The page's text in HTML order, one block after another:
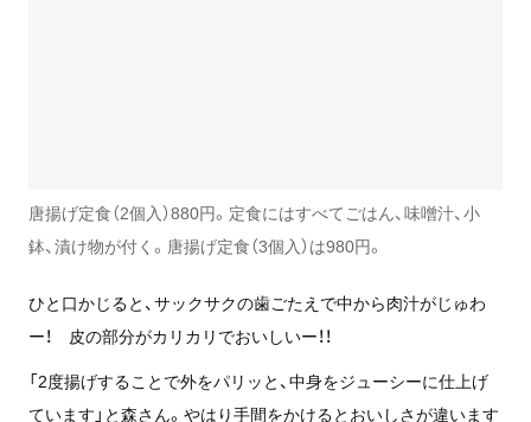
唐揚げ定食（2個入）880円。定食にはすべてごはん、味噌汁、小
鉢、漬け物が付く。唐揚げ定食（3個入）は980円。
ひと口かじると、サックサクの歯ごたえで中から肉汁がじゅわ
ー！ 皮の部分がカリカリでおいしいー！！
「2度揚げすることで外をパリッと、中身をジューシーに仕上げ
ています」と森さん。やはり手間をかけるとおいしさが違います